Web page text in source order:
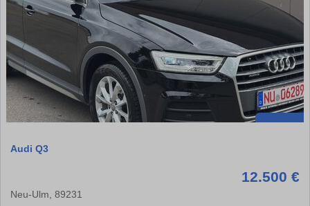
Audi Q3
12.500 €
Neu-Ulm, 89231